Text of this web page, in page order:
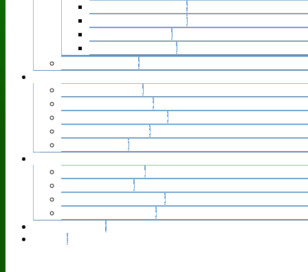
Súhrnné vyhodnotenie
Vyhodnotenie podujatí
Počet členov klubu
Hospodárenie klubu
Použitie 2 % dane
Aktuálne podujatia
Podujatia klubu 2026
Podujatia RR KST 2026
Podujatia KST 2026
Archív podujatí
Ako sa stať členom
Výhody členstva
Turistické známky 2026
Poistenie členov 2026
Užitočné odkazy
Kontakt